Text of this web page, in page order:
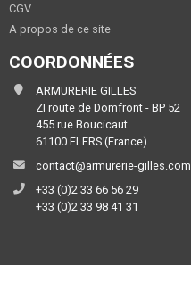
CGV
A propos de ce site
COORDONNÉES
ARMURERIE GILLES
ZI route de Domfront - BP 52
455 rue Boucicaut
61100 FLERS (France)
contact@armurerie-gilles.com
+33 (0)2 33 66 56 29
+33 (0)2 33 98 41 31